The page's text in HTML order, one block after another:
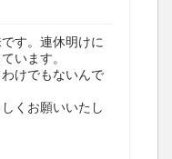
す。連休明けに
います。
けでもないんで
くお願いいたし